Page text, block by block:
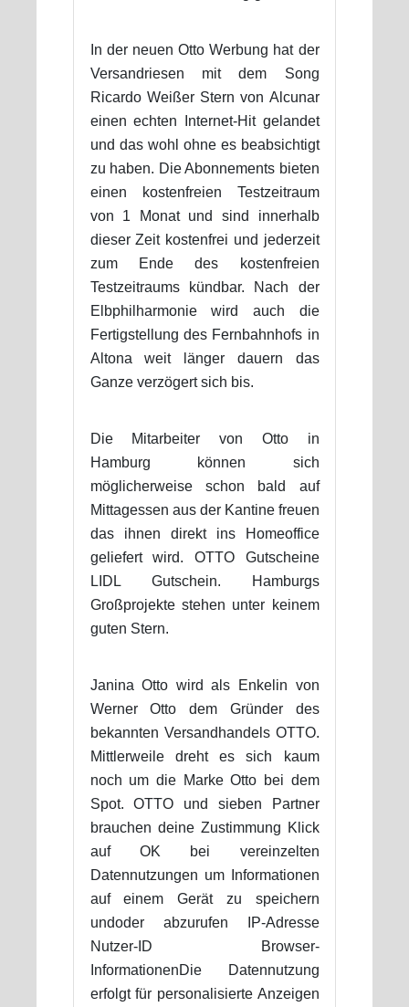
In der neuen Otto Werbung hat der
Versandriesen mit dem Song
Ricardo Weißer Stern von Alcunar
einen echten Internet-Hit gelandet
und das wohl ohne es beabsichtigt
zu haben. Die Abonnements bieten
einen kostenfreien Testzeitraum
von 1 Monat und sind innerhalb
dieser Zeit kostenfrei und jederzeit
zum Ende des kostenfreien
Testzeitraums kündbar. Nach der
Elbphilharmonie wird auch die
Fertigstellung des Fernbahnhofs in
Altona weit länger dauern das
Ganze verzögert sich bis.
Die Mitarbeiter von Otto in
Hamburg können sich
möglicherweise schon bald auf
Mittagessen aus der Kantine freuen
das ihnen direkt ins Homeoffice
geliefert wird. OTTO Gutscheine
LIDL Gutschein. Hamburgs
Großprojekte stehen unter keinem
guten Stern.
Janina Otto wird als Enkelin von
Werner Otto dem Gründer des
bekannten Versandhandels OTTO.
Mittlerweile dreht es sich kaum
noch um die Marke Otto bei dem
Spot. OTTO und sieben Partner
brauchen deine Zustimmung Klick
auf OK bei vereinzelten
Datennutzungen um Informationen
auf einem Gerät zu speichern
undoder abzurufen IP-Adresse
Nutzer-ID Browser-
InformationenDie Datennutzung
erfolgt für personalisierte Anzeigen